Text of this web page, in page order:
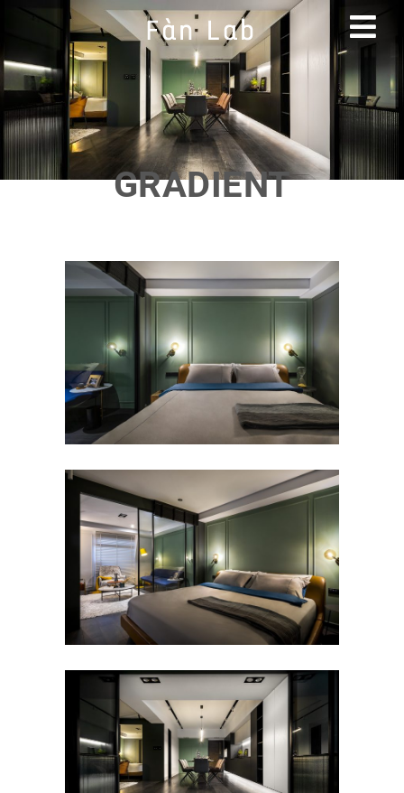
GRADIENT